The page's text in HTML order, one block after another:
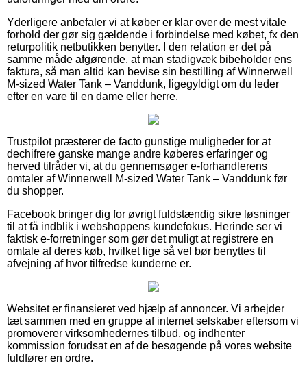
Yderligere anbefaler vi at køber er klar over de mest vitale
forhold der gør sig gældende i forbindelse med købet, fx den
returpolitik netbutikken benytter. I den relation er det på
samme måde afgørende, at man stadigvæk bibeholder ens
faktura, så man altid kan bevise sin bestilling af Winnerwell
M-sized Water Tank – Vanddunk, ligegyldigt om du leder
efter en vare til en dame eller herre.
Trustpilot præsterer de facto gunstige muligheder for at
dechifrere ganske mange andre køberes erfaringer og
herved tilråder vi, at du gennemsøger e-forhandlerens
omtaler af Winnerwell M-sized Water Tank – Vanddunk før
du shopper.
Facebook bringer dig for øvrigt fuldstændig sikre løsninger
til at få indblik i webshoppens kundefokus. Herinde ser vi
faktisk e-forretninger som gør det muligt at registrere en
omtale af deres køb, hvilket lige så vel bør benyttes til
afvejning af hvor tilfredse kunderne er.
Websitet er finansieret ved hjælp af annoncer. Vi arbejder
tæt sammen med en gruppe af internet selskaber eftersom vi
promoverer virksomhedernes tilbud, og indhenter
kommission forudsat en af de besøgende på vores website
fuldfører en ordre.